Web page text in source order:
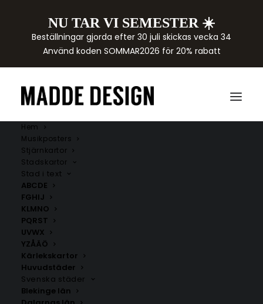
NU TAR VI SEMESTER ☀️
Beställningar gjorda efter 30 juli skickas vecka 34
Använd koden SOMMAR2026 för 20% rabatt
Hem
Musikposters
Stjärnkartor
Stadskartor
Stad i text
ABCDE
FGHIJ
KLMNO
PQRST
UVWX
YZÅÄÖ
Kärlekskartor
Huvudstäder
Svenska städer
Blekinge län